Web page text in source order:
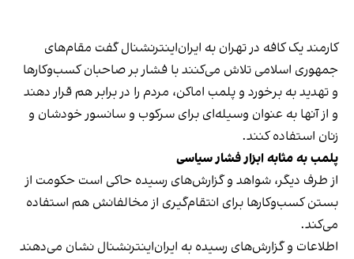
کارمند یک کافه در تهران به ایران‌اینترنشنال گفت مقام‌های
جمهوری اسلامی تلاش می‌کنند با فشار بر صاحبان کسب‌وکارها
و تهدید به برخورد و پلمب اماکن، مردم را در برابر هم قرار دهند
و از آنها به عنوان وسیله‌ای برای سرکوب و سانسور خودشان و
زنان استفاده کنند.
پلمب به مثابه ابزار فشار سیاسی
از طرف دیگر، شواهد و گزارش‌های رسیده حاکی است حکومت از
بستن کسب‌وکارها برای انتقام‌گیری از مخالفانش هم استفاده
می‌کند.
اطلاعات و گزارش‌های رسیده به ایران‌اینترنشنال نشان می‌دهند